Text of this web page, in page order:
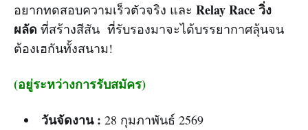
อยากทดสอบความเร็วตัวจริง และ Relay Race วิ่ง
ผลัด ที่สร้างสีสัน ที่รับรองมาจะได้บรรยากาศลุ้นจน
ต้องเฮกันทั้งสนาม!
(อยู่ระหว่างการรับสมัคร)
วันจัดงาน : 28 กุมภาพันธ์ 2569